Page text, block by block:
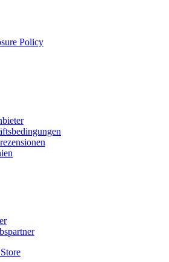
Policy